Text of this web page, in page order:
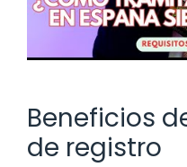
Beneficios
de registro